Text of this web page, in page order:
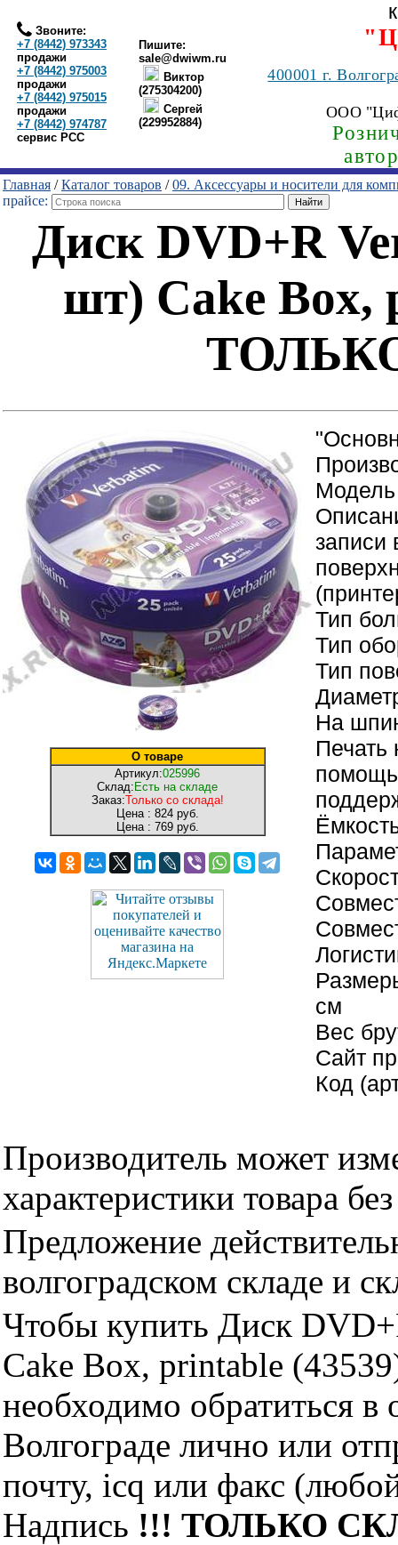
Звоните:
+7 (8442) 973343
продажи
+7 (8442) 975003
продажи
+7 (8442) 975015
продажи
+7 (8442) 974787
сервис РСС
Пишите:
sale@dwiwm.ru
Виктор
(275304200)
Сергей
(229952884)
400001г.
ООО
Главная /Каталог товаров /09. Аксессуары и носители для
прайсе:
Диск DVD+R
шт) Cake Box,
О товаре
Артикул:025996
Склад: Есть на складе
Заказ:Только со склада!
Цена : 824 руб.
Цена : 769 руб.
записи
Тип
Тип
Тип
На
Печать
см
Вес
Сайт
Код
Производитель может
характеристики товара
Предложение
волгоградском складе и
Чтобы купить Диск
Cake Box, printable
необходимо
Волгограде лично или
почту, icq или факс
Надпись !!! ТОЛЬКО